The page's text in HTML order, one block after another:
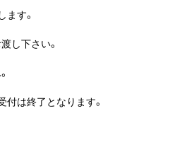
す。
し下さい。
付は終了となります。